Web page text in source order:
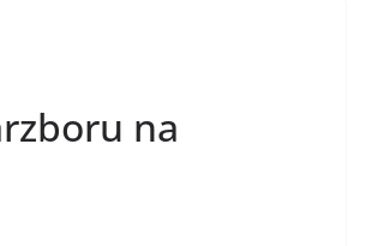
na